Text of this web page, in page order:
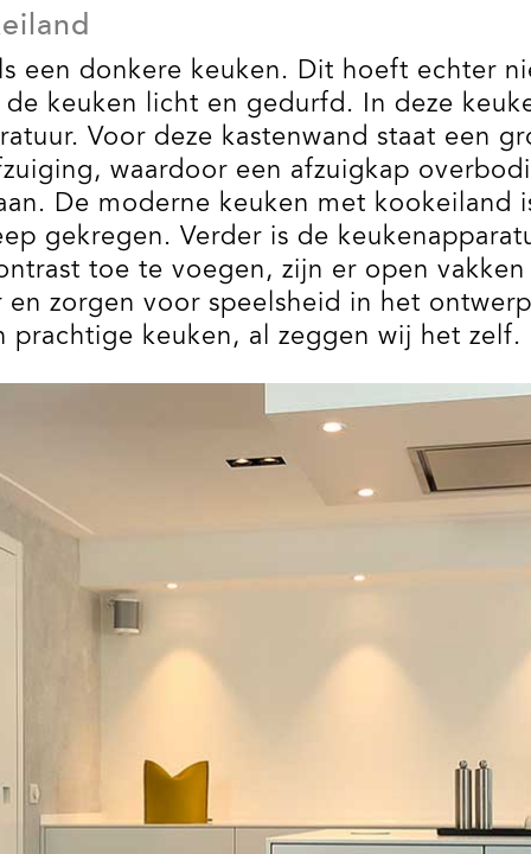
een donkere keuken. Dit hoeft echter
keuken licht en gedurfd. In deze
Voor deze kastenwand staat een
waardoor een afzuigkap
De moderne keuken met
gekregen. Verder is de
toe te voegen, zijn er open
zorgen voor speelsheid in het
keuken, al zeggen wij het zelf.